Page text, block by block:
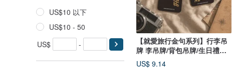
US$10 以下
US$10 - 50
US$
-
【就愛旅行金句系列】行李吊
牌 李吊牌/背包吊牌/生日禮物/
可客製
US$ 9.14